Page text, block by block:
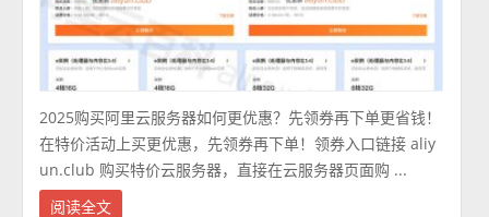
2025购买阿里云服务器如何更优惠？先领券再下单更省钱！
在特价活动上买更优惠，先领券再下单！领券入口链接 aliy
un.club 购买特价云服务器，直接在云服务器页面购 ...
阅读全文